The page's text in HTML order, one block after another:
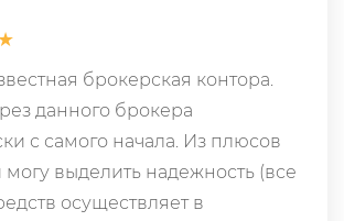
брокерская контора.
данного брокера
с самого начала. Из плюсов
выделить надежность (все
осуществляет в